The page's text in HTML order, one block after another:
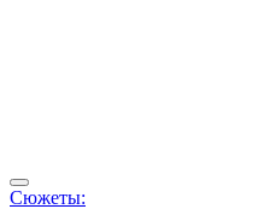
Сюжеты: